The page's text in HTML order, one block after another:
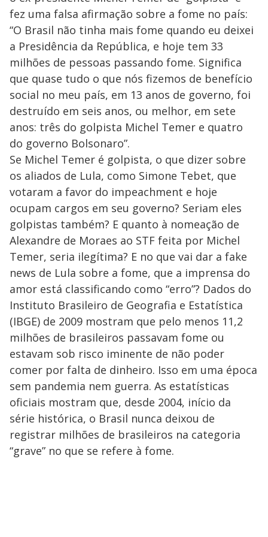
fez uma falsa afirmação sobre a fome no país:
“O Brasil não tinha mais fome quando eu deixei
a Presidência da República, e hoje tem 33
milhões de pessoas passando fome. Significa
que quase tudo o que nós fizemos de benefício
social no meu país, em 13 anos de governo, foi
destruído em seis anos, ou melhor, em sete
anos: três do golpista Michel Temer e quatro
do governo Bolsonaro”.
Se Michel Temer é golpista, o que dizer sobre
os aliados de Lula, como Simone Tebet, que
votaram a favor do impeachment e hoje
ocupam cargos em seu governo? Seriam eles
golpistas também? E quanto à nomeação de
Alexandre de Moraes ao STF feita por Michel
Temer, seria ilegítima? E no que vai dar a fake
news de Lula sobre a fome, que a imprensa do
amor está classificando como “erro”? Dados do
Instituto Brasileiro de Geografia e Estatística
(IBGE) de 2009 mostram que pelo menos 11,2
milhões de brasileiros passavam fome ou
estavam sob risco iminente de não poder
comer por falta de dinheiro. Isso em uma época
sem pandemia nem guerra. As estatísticas
oficiais mostram que, desde 2004, início da
série histórica, o Brasil nunca deixou de
registrar milhões de brasileiros na categoria
“grave” no que se refere à fome.